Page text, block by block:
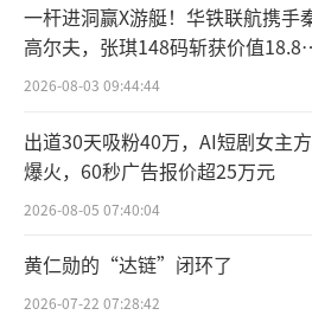
一杆进洞赢X游艇！华铁联航携手
高尔夫，张琪148码斩获价值18.8
万“十年豪华新能源智能游艇出海权
2026-08-03 09:44:44
出道30天吸粉40万，AI短剧女主
爆火，60秒广告报价超25万元
2026-08-05 07:40:04
黄仁勋的“达链”闭环了
2026-07-22 07:28:42